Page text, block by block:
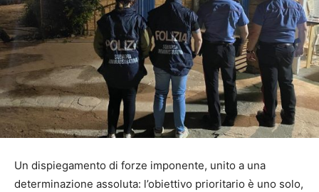
Un dispiegamento di forze imponente, unito a una
determinazione assoluta: l’obiettivo prioritario è uno solo,